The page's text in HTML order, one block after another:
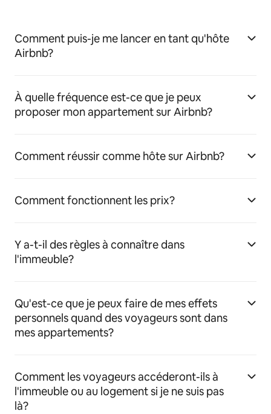
Comment puis-je me lancer en tant qu'hôte
Airbnb?
À quelle fréquence est-ce que je peux
proposer mon appartement sur Airbnb?
Comment réussir comme hôte sur Airbnb?
Comment fonctionnent les prix?
Y a-t-il des règles à connaître dans
l'immeuble?
Qu'est-ce que je peux faire de mes effets
personnels quand des voyageurs sont dans
mes appartements?
Comment les voyageurs accéderont-ils à
l'immeuble ou au logement si je ne suis pas
là?